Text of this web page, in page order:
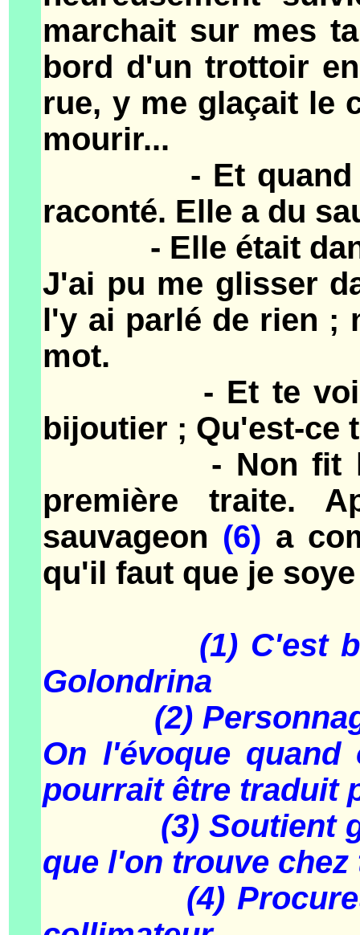
marchait sur mes
bord d'un trottoir
rue, y me glaçait le
mourir...
- Et quand t'y
raconté. Elle a du
- Elle était dans
J'ai pu me glisser
l'y ai parlé de rien ;
mot.
- Et te voilà de
bijoutier ; Qu'est-ce
- Non fit la
première traite.
sauvageon (6) a
qu'il faut que je
(1) C'est
Golondrina
(2) Personnage
On l'évoque
pourrait être traduit
(3) Soutient
que l'on trouve
(4) Procureur